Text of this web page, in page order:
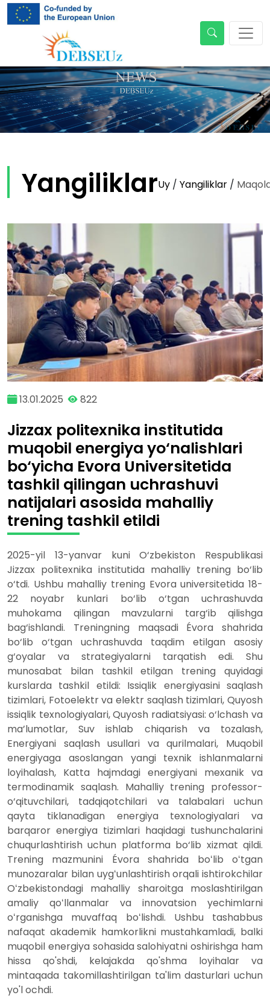
YangiliklarUy / Yangiliklar /
13.01.2025 822
Jizzax politexnika institutida
muqobil energiya yo‘nalishlari
bo‘yicha Evora Universitetida
tashkil qilingan uchrashuvi
natijalari asosida mahalliy
trening tashkil etildi
2025-yil 13-yanvar kuni O‘zbekiston Respublikasi
Jizzax politexnika institutida mahalliy trening bo‘lib
o‘tdi. Ushbu mahalliy trening Evora universitetida 18-
22 noyabr kunlari bo‘lib o‘tgan uchrashuvda
muhokama qilingan mavzularni targ‘ib qilishga
bag‘ishlandi. Treningning maqsadi Évora shahrida
bo‘lib o‘tgan uchrashuvda taqdim etilgan asosiy
g‘oyalar va strategiyalarni tarqatish edi. Shu
munosabat bilan tashkil etilgan trening quyidagi
kurslarda tashkil etildi: Issiqlik energiyasini saqlash
tizimlari, Fotoelektr va elektr saqlash tizimlari, Quyosh
issiqlik texnologiyalari, Quyosh radiatsiyasi: o‘lchash va
ma’lumotlar, Suv ishlab chiqarish va tozalash,
Energiyani saqlash usullari va qurilmalari, Muqobil
energiyaga asoslangan yangi texnik ishlanmalarni
loyihalash, Katta hajmdagi energiyani mexanik va
termodinamik saqlash. Mahalliy trening professor-
o‘qituvchilari, tadqiqotchilari va talabalari uchun
qayta tiklanadigan energiya texnologiyalari va
barqaror energiya tizimlari haqidagi tushunchalarini
chuqurlashtirish uchun platforma bo‘lib xizmat qildi.
Trening mazmunini Évora shahrida boʻlib oʻtgan
munozaralar bilan uygʻunlashtirish orqali ishtirokchilar
Oʻzbekistondagi mahalliy sharoitga moslashtirilgan
amaliy qoʻllanmalar va innovatsion yechimlarni
oʻrganishga muvaffaq boʻlishdi. Ushbu tashabbus
nafaqat akademik hamkorlikni mustahkamladi, balki
muqobil energiya sohasida salohiyatni oshirishga ham
hissa qo'shdi, kelajakda qo'shma loyihalar va
mintaqada takomillashtirilgan ta'lim dasturlari uchun
yo'l ochdi.